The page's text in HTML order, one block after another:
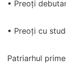
• Preoți
• Preoți cu
Patriarhul